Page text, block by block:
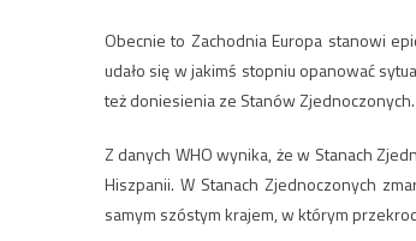
Obecnie to Zachodnia Europa stanowi
udało się w jakimś stopniu opanować
też doniesienia ze Stanów Zjednoczonych.
Z danych WHO wynika, że w Stanach
Hiszpanii. W Stanach Zjednoczonych
samym szóstym krajem, w którym